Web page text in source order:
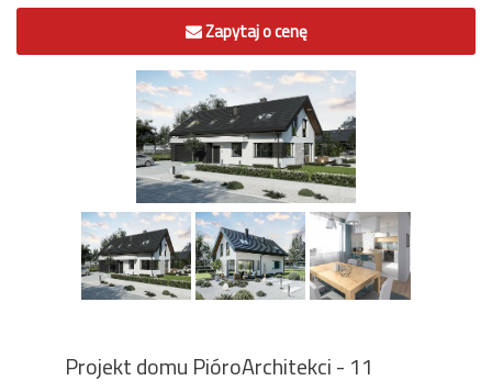
Zapytaj o cenę
Projekt domu PióroArchitekci - 11